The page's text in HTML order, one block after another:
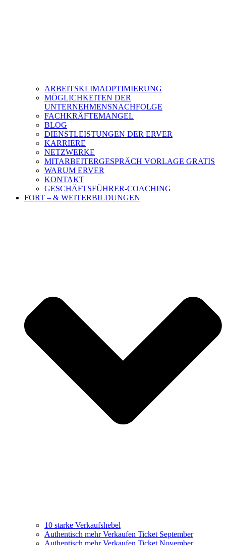
ARBEITSKLIMAOPTIMIERUNG
MÖGLICHKEITEN DER
UNTERNEHMENSNACHFOLGE
FACHKRÄFTEMANGEL
BLOG
DIENSTLEISTUNGEN DER ERVER
KARRIERE
NETZWERKE
MITARBEITERGESPRÄCH VORLAGE GRATIS
WARUM ERVER
KONTAKT
GESCHÄFTSFÜHRER-COACHING
FORT – & WEITERBILDUNGEN
10 starke Verkaufshebel
Authentisch mehr Verkaufen Ticket September